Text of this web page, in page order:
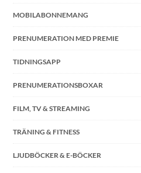
MOBILABONNEMANG
PRENUMERATION MED PREMIE
TIDNINGSAPP
PRENUMERATIONSBOXAR
FILM, TV & STREAMING
TRÄNING & FITNESS
LJUDBÖCKER & E-BÖCKER